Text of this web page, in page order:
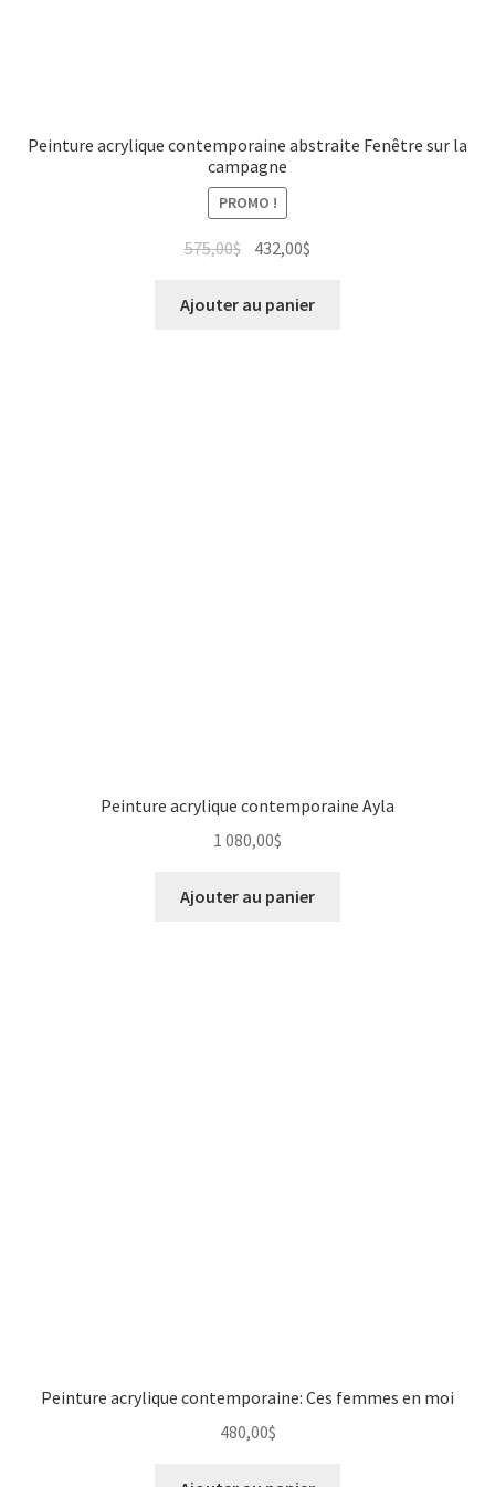
Peinture acrylique contemporaine abstraite Fenêtre sur la
campagne
PROMO !
575,00$ 432,00$
Ajouter au panier
Peinture acrylique contemporaine Ayla
1 080,00$
Ajouter au panier
Peinture acrylique contemporaine: Ces femmes en moi
480,00$